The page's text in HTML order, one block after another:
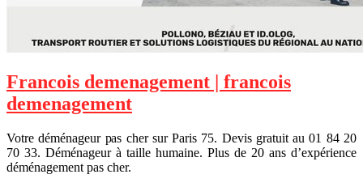
Francois demenage­ment | francois
demenage­ment
Votre déménageur pas cher sur Paris 75. Devis gratuit au 01 84 20
70 33. Déménageur à taille humaine. Plus de 20 ans d’expérience
déménagement pas cher.